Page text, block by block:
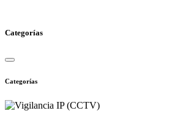
Categorías
Categorías